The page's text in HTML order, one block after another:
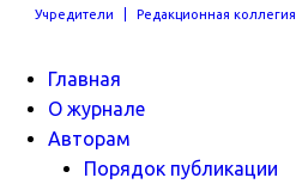
Учредители Редакционная коллегия
Главная
О журнале
Авторам
Порядок публикации